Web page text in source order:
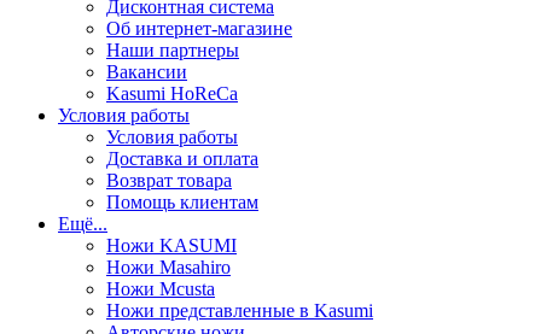
Дисконтная система
Об интернет-магазине
Наши партнеры
Вакансии
Kasumi HoReCa
Условия работы
Условия работы
Доставка и оплата
Возврат товара
Помощь клиентам
Ещё...
Ножи KASUMI
Ножи Masahiro
Ножи Mcusta
Ножи представленные в Kasumi